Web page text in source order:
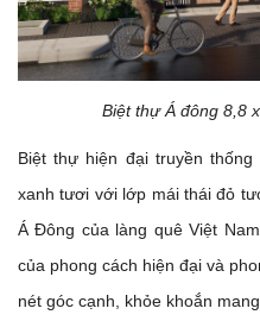
Biệt thự Á đông 8,8
Biệt thự hiện đại truyền
xanh tươi với lớp mái thái đỏ
Á Đông của làng quê Việt
của phong cách hiện đại và
nét góc cạnh, khỏe khoắn